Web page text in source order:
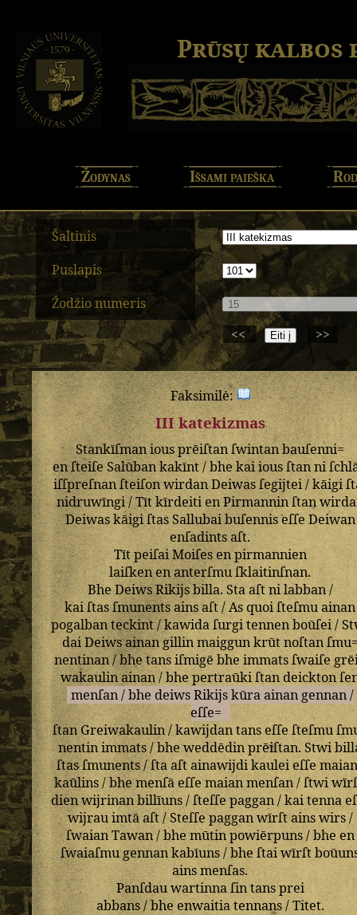
Prūsų kalbos
Žodynas Išsami paieška
Šaltinis
Puslapis
Žodžio numeris
<<
>>
Faksimilė:
III katekizmas
Stankīſmaniousprēiſtanſwintan bauſenni=
enſteiſeSalūbankakīnt/bhekaiiousſtanni
iſſpreſnanſteiſon wirdanDeiwas ſegijtei/kāigi
nidruwīngi/Tītkīrdeiti enPirmanninſtan
DeiwaskāigiſtasSallubaibuſenniseſſeDeiwan
enſadintsaſt.
TītpeiſaiMoiſesenpirmannien
laiſkenenanterſmuſklaitinſnan.
BheDeiwsRikijsbilla.Staaſtnilabban/
kaiſtas ſmunentsainsaſt/Asquoiſteſmuainan
pogalbanteckint/kawidaſurgi tennenboūſei/
daiDeiwsainan gillinmaiggunkrūtnoſtan
nentinan/bhetansiſmigēbheimmats ſwaiſe
wakaulinainan/bhepertraūki ſtandeickton
menſan/bhe deiwsRikijskūraainan gennan/
eſſe=
ſtanGreiwakaulin/kawijdantans eſſe ſteſmu
nentin immats/bheweddēdinprēiſtan.Stwi
ſtasſmunents/ſta aſt ainawijdikaulei eſſe
kaūlins/bhemenſāeſſemaianmenſan/ſtwi
dienwijrinanbillīuns/ſteſſepaggan/kai tenna
wijrauimtāaſt/Steſſepagganwīrſtainswirs/
ſwaianTawan/bhemūtinpowiērpuns/bheen
ſwaiaſmugennan kabīuns/bhe ſtai wīrſt
ainsmenſas.
Panſdauwartinnaſintansprei
abbans/bheenwaitiatennans/Titet.